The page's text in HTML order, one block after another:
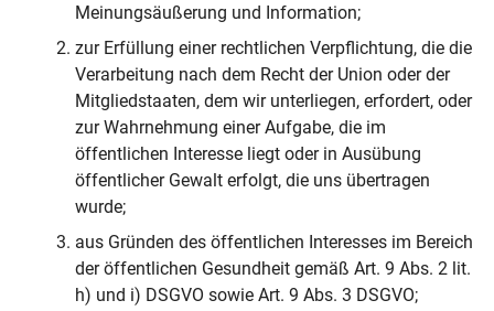
Meinungsäußerung und Information;
zur Erfüllung einer rechtlichen Verpflichtung, die die
Verarbeitung nach dem Recht der Union oder der
Mitgliedstaaten, dem wir unterliegen, erfordert, oder
zur Wahrnehmung einer Aufgabe, die im
öffentlichen Interesse liegt oder in Ausübung
öffentlicher Gewalt erfolgt, die uns übertragen
wurde;
aus Gründen des öffentlichen Interesses im Bereich
der öffentlichen Gesundheit gemäß Art. 9 Abs. 2 lit.
h) und i) DSGVO sowie Art. 9 Abs. 3 DSGVO;